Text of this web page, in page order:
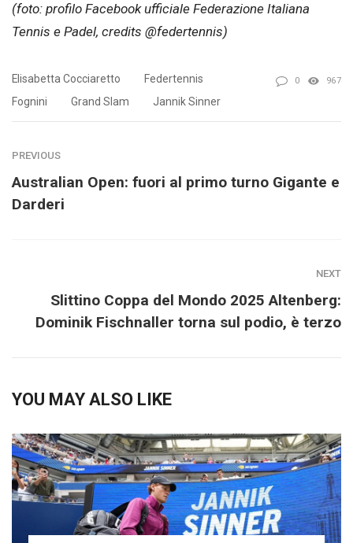
(foto: profilo Facebook ufficiale Federazione Italiana
Tennis e Padel, credits @federtennis)
Elisabetta Cocciaretto
Federtennis
Fognini
Grand Slam Jannik Sinner
0 967
PREVIOUS
Australian Open: fuori al primo turno Gigante e
Darderi
NEXT
Slittino Coppa del Mondo 2025 Altenberg:
Dominik Fischnaller torna sul podio, è terzo
YOU MAY ALSO LIKE